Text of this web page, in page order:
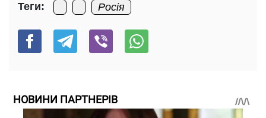
Теги: Росія
НОВИНИ ПАРТНЕРІВ